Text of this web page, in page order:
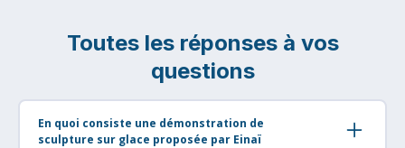
Toutes les réponses à vos
questions
En quoi consiste une démonstration de
sculpture sur glace proposée par Einaï